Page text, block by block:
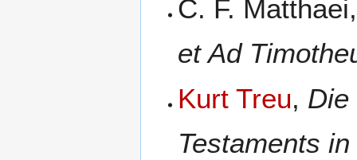
C. F.
et Ad
Kurt Treu, Die
Testaments